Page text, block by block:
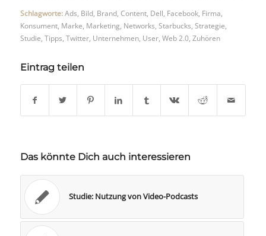
Schlagworte: Ads Bild, Brand, Content, Dell Facebook, Firma
Konsument, Marke Marketing Networks Starbucks Strategie
Studie Tipps Twitter, Unternehmen, User, Web 2.0, Zuhören
Eintrag teilen
Das könnte Dich auch interessieren
Studie: Nutzung von Video-Podcasts